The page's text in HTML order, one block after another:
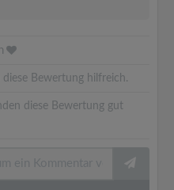
diese Bewertung hilfreich.
diese Bewertung gut